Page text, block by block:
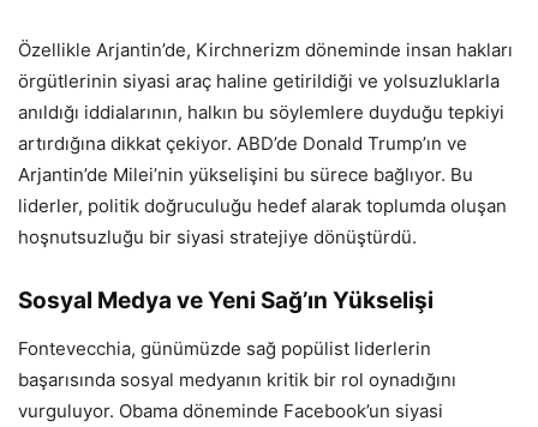
Özellikle Arjantin’de, Kirchnerizm döneminde insan hakları
örgütlerinin siyasi araç haline getirildiği ve yolsuzluklarla
anıldığı iddialarının, halkın bu söylemlere duyduğu tepkiyi
artırdığına dikkat çekiyor. ABD’de Donald Trump’ın ve
Arjantin’de Milei’nin yükselişini bu sürece bağlıyor. Bu
liderler, politik doğruculuğu hedef alarak toplumda oluşan
hoşnutsuzluğu bir siyasi stratejiye dönüştürdü.
Sosyal Medya ve Yeni Sağ’ın Yükselişi
Fontevecchia, günümüzde sağ popülist liderlerin
başarısında sosyal medyanın kritik bir rol oynadığını
vurguluyor. Obama döneminde Facebook’un siyasi